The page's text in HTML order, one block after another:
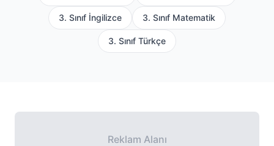
3. Sınıf İngilizce 3. Sınıf Matematik
3. Sınıf Türkçe
Reklam Alanı